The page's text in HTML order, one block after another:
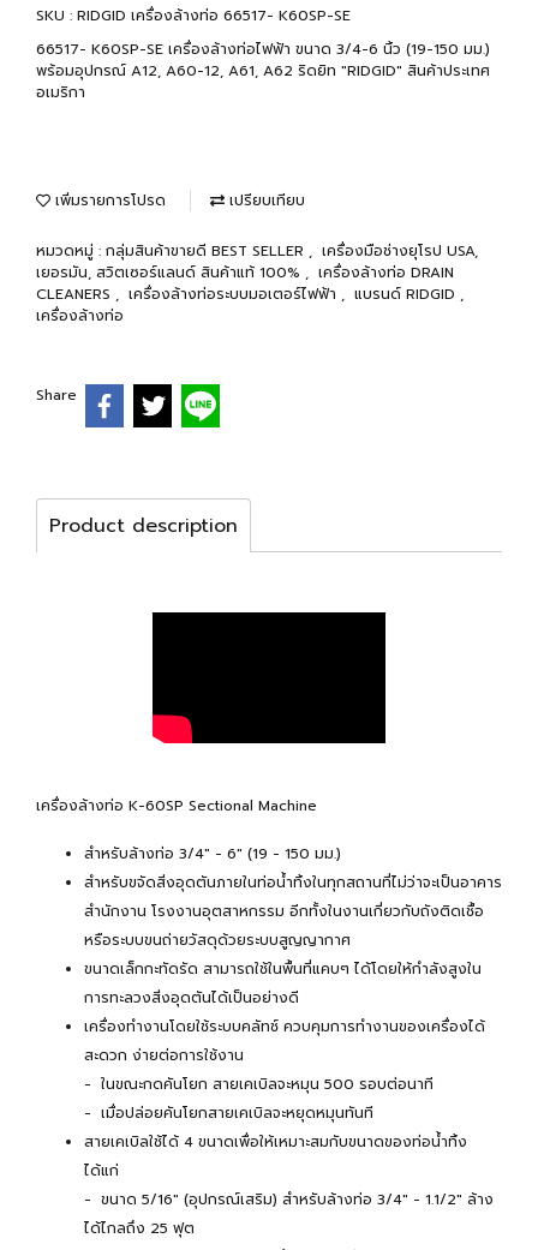
SKU : RIDGID เครื่องล้างท่อ 66517- K60SP-SE
66517- K60SP-SE เครื่องล้างท่อไฟฟ้า ขนาด 3/4-6 นิ้ว (19-150 มม.)
พร้อมอุปกรณ์ A12, A60-12, A61, A62 ริดยิท "RIDGID" สินค้าประเทศ
อเมริกา
เพิ่มรายการโปรด เปรียบเทียบ
หมวดหมู่ : กลุ่มสินค้าขายดี BEST SELLER , เครื่องมือช่างยุโรป USA,
เยอรมัน, สวิตเซอร์แลนด์ สินค้าแท้ 100% , เครื่องล้างท่อ DRAIN
CLEANERS , เครื่องล้างท่อระบบมอเตอร์ไฟฟ้า , แบรนด์ RIDGID ,
เครื่องล้างท่อ
Share
Product description
เครื่องล้างท่อ K-60SP Sectional Machine
สำหรับล้างท่อ 3/4" - 6" (19 - 150 มม.)
สำหรับขจัดสิ่งอุดตันภายในท่อน้ำทิ้งในทุกสถานที่ไม่ว่าจะเป็นอาคาร
สำนักงาน โรงงานอุตสาหกรรม อีกทั้งในงานเกี่ยวกับถังติดเชื้อ
หรือระบบขนถ่ายวัสดุด้วยระบบสูญญากาศ
ขนาดเล็กกะทัดรัด สามารถใช้ในพื้นที่แคบๆ ได้โดยให้กำลังสูงใน
การทะลวงสิ่งอุดตันได้เป็นอย่างดี
เครื่องทำงานโดยใช้ระบบคลัทช์ ควบคุมการทำงานของเครื่องได้
สะดวก ง่ายต่อการใช้งาน
- ในขณะกดคันโยก สายเคเบิลจะหมุน 500 รอบต่อนาที
- เมื่อปล่อยคันโยกสายเคเบิลจะหยุดหมุนทันที
สายเคเบิลใช้ได้ 4 ขนาดเพื่อให้เหมาะสมกับขนาดของท่อน้ำทิ้ง
ได้แก่
- ขนาด 5/16" (อุปกรณ์เสริม) สำหรับล้างท่อ 3/4" - 1.1/2" ล้าง
ได้ไกลถึง 25 ฟุต